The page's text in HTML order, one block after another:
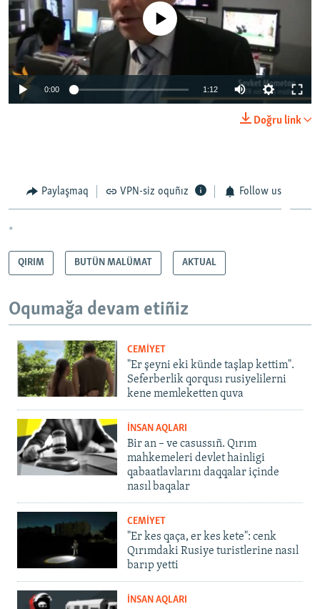
No media source currently available
0:00 1:12
Doğru link
Paylaşmaq VPN-siz oquñız Follow us
*
QIRIM BUTÜN MALÜMAT AKTUAL
Oqumağa devam etiñiz
CEMİYET
"Er şeyni eki künde taşlap kettim".
Seferberlik qorqusı rusiyelilerni
kene memleketten quva
İNSAN AQLARI
Bir an – ve casussıñ. Qırım
mahkemeleri devlet hainligi
qabaatlavlarını daqqalar içinde
nasıl baqalar
CEMİYET
"Er kes qaça, er kes kete": cenk
Qırımdaki Rusiye turistlerine nasıl
barıp yetti
İNSAN AQLARI